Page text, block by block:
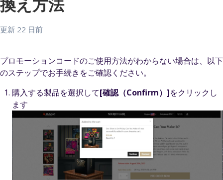
換え方法
更新 22 日前
プロモーションコードのご使用方法がわからない場合は、以下
のステップでお手続きをご確認ください。
購入する製品を選択して[確認（Confirm）]をクリックし
ます